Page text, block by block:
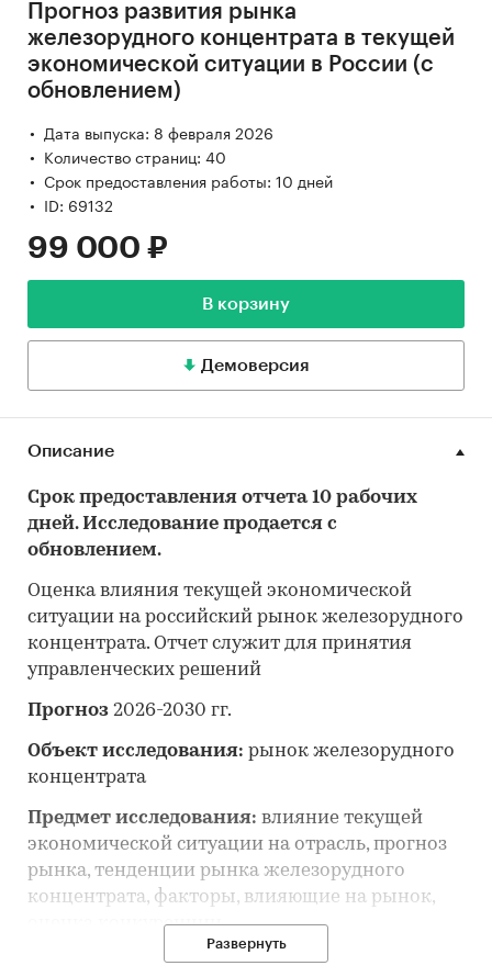
Прогноз развития рынка
железорудного концентрата в текущей
экономической ситуации в России (с
обновлением)
Дата выпуска: 8 февраля 2026
Количество страниц: 40
Срок предоставления работы: 10 дней
ID: 69132
99 000 ₽
В корзину
Демоверсия
Описание
Срок предоставления отчета 10 рабочих
дней. Исследование продается с
обновлением.
Оценка влияния текущей экономической
ситуации на российский рынок железорудного
концентрата. Отчет служит для принятия
управленческих решений
Прогноз 2026-2030 гг.
Объект исследования: рынок железорудного
концентрата
Предмет исследования: влияние текущей
экономической ситуации на отрасль, прогноз
рынка, тенденции рынка железорудного
концентрата, факторы, влияющие на рынок,
оценка конкуренции
Анализ и прогноз рынка железорудного
Развернуть